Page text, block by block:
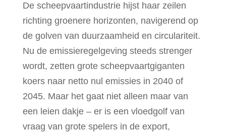
De scheepvaartindustrie hijst haar zeilen
richting groenere horizonten, navigerend op
de golven van duurzaamheid en circulariteit.
Nu de emissieregelgeving steeds strenger
wordt, zetten grote scheepvaartgiganten
koers naar netto nul emissies in 2040 of
2045. Maar het gaat niet alleen maar van
een leien dakje – er is een vloedgolf van
vraag van grote spelers in de export,